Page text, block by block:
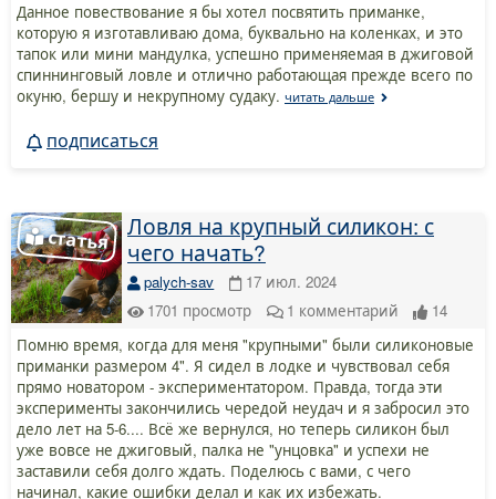
Данное повествование я бы хотел посвятить приманке,
которую я изготавливаю дома, буквально на коленках, и это
тапок или мини мандулка, успешно применяемая в джиговой
спиннинговый ловле и отлично работающая прежде всего по
окуню, бершу и некрупному судаку. читать дальше
подписаться
Ловля на крупный силикон: с
чего начать?
palych-sav
17 июл. 2024
1701 просмотр 1 комментарий
14
Помню время, когда для меня "крупными" были силиконовые
приманки размером 4". Я сидел в лодке и чувствовал себя
прямо новатором - экспериментатором. Правда, тогда эти
эксперименты закончились чередой неудач и я забросил это
дело лет на 5-6.... Всё же вернулся, но теперь силикон был
уже вовсе не джиговый, палка не "унцовка" и успехи не
заставили себя долго ждать. Поделюсь с вами, с чего
начинал, какие ошибки делал и как их избежать.